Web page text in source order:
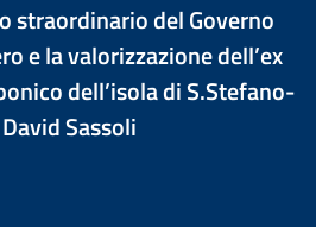
straordinario del Governo
e la valorizzazione dell’ex
dell’isola di S.Stefano-
Sassoli